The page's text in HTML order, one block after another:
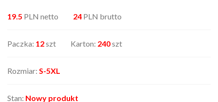
19.5 PLN netto 24 PLN brutto
Paczka: 12szt Karton: 240szt
Rozmiar: S-5XL
Stan: Nowy produkt